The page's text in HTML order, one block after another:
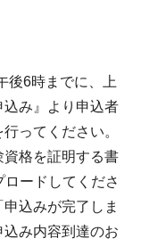
後6時までに、上
み』より申込者
ってください。
格を証明する書
ードしてくださ
込みが完了しま
み内容到達のお